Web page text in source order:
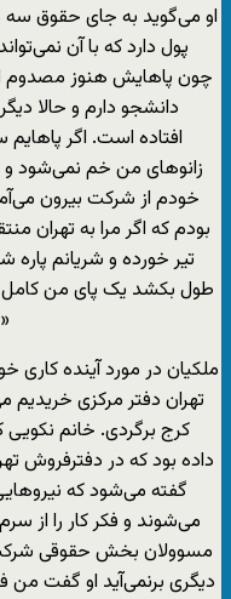
او می‌گوید به جای حقوق سه
پول دارد که با آن
چون پاهایش هنوز مصدوم
دانشجو دارم و حالا
افتاده است. اگر
زانوهای من خم نمی‌شود و
خودم از شرکت بیرون
بودم که اگر مرا به تهران
تیر خورده و شریانم
طول بکشد یک پای من کامل
با این پول هم
ملکیان در مورد آینده کاری
تهران دفتر مرکزی خریدیم
کرج برگردی. خانم
داده بود که در دفترفروش
گفته می‌شود که
می‌شوند و فکر کار را از
مسوولان بخش حقوقی
دیگری برنمی‌آید او گفت من